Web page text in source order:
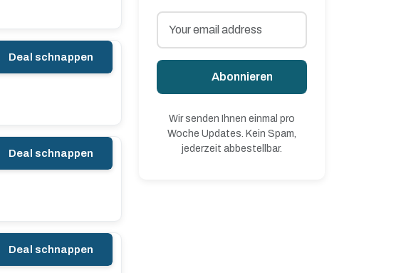
Deal schnappen
Deal schnappen
Deal schnappen
Abonnieren
Wir senden Ihnen einmal pro
Woche Updates. Kein Spam,
jederzeit abbestellbar.